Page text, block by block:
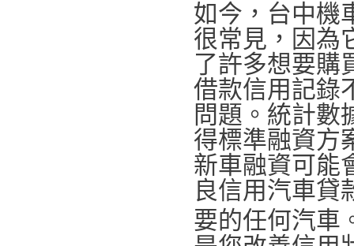
如今，台中機
很常見，因為
了許多想要購
借款信用記錄
問題。統計數
得標準融資方
新車融資可能
良信用汽車貸
要的任何汽車